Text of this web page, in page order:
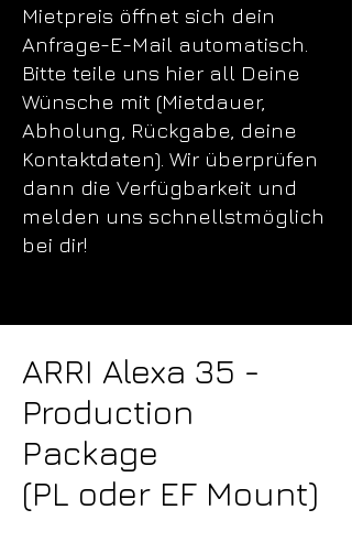
Mietpreis öffnet sich dein
Anfrage-E-Mail automatisch.
Bitte teile uns hier all Deine
Wünsche mit (Mietdauer,
Abholung, Rückgabe, deine
Kontaktdaten). Wir überprüfen
dann die Verfügbarkeit und
melden uns schnellstmöglich
bei dir!
ARRI Alexa 35 -
Production
Package
(PL oder EF Mount)